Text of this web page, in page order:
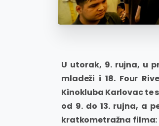
U utorak, 9. rujna, u
mladeži i 18. Four
Kinokluba Karlovac te
od 9. do 13. rujna, a
kratkometražna filma: